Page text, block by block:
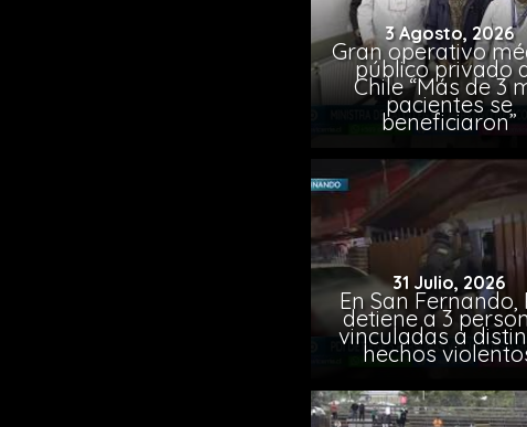
3 Agosto, 2026
Gran operativo
público privado
Chile “Más de 3
pacientes se
beneficiaron”
31 Julio, 2026
En San Fernando,
detiene a 3
vinculadas a
hechos